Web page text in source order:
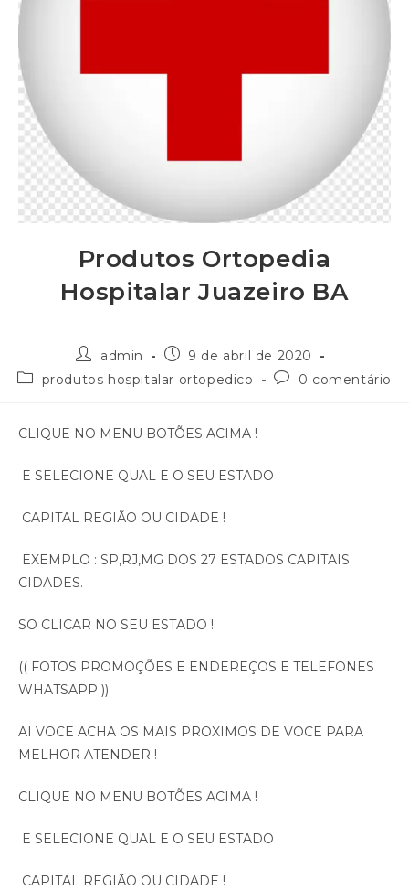
Produtos Ortopedia
Hospitalar Juazeiro BA
admin
9 de abril de 2020
produtos hospitalar ortopedico
0 comentário
CLIQUE NO MENU BOTÕES ACIMA !
E SELECIONE QUAL E O SEU ESTADO
CAPITAL REGIÃO OU CIDADE !
EXEMPLO : SP,RJ,MG DOS 27 ESTADOS CAPITAIS
CIDADES.
SO CLICAR NO SEU ESTADO !
(( FOTOS PROMOÇÕES E ENDEREÇOS E TELEFONES
WHATSAPP ))
AI VOCE ACHA OS MAIS PROXIMOS DE VOCE PARA
MELHOR ATENDER !
CLIQUE NO MENU BOTÕES ACIMA !
E SELECIONE QUAL E O SEU ESTADO
CAPITAL REGIÃO OU CIDADE !